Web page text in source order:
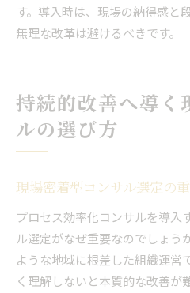
す。導入時は、現場の納得感と
無理な改革は避けるべきです。
持続的改善へ導く
ルの選び方
現場密着型コンサル選定の
プロセス効率化コンサルを導入
ル選定がなぜ重要なのでしょう
ような地域に根差した組織運営
く理解しないと本質的な改善が